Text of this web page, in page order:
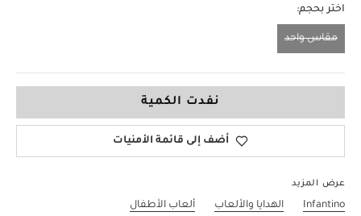
اختر بحجم:
مقاس واحد
نفدت الكمية
أضف إلى قائمة الأمنيات
عرض المزيد
Infantino الهدايا والألعاب
ألعاب الأطفال